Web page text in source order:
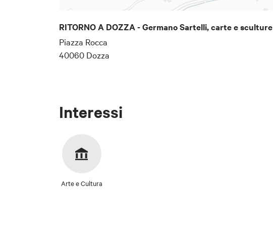
RITORNO A DOZZA - Germano Sartelli, carte e sculture
Piazza Rocca
40060 Dozza
Interessi
Arte e Cultura